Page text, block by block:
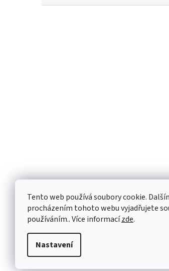
Tento web používá soubory cookie.
procházením tohoto webu vyjadřujete
používáním.. Více informacízde.
Nastavení